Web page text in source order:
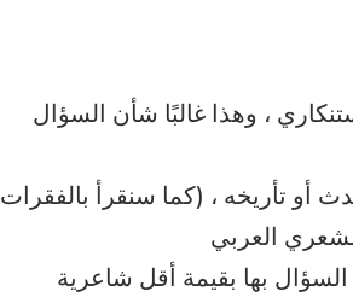
، وهذا غالبًا شأن السؤال
أو تأريخه ، (كما سنقرأ بالفقرات
العربي
بها بقيمة أقل شاعرية